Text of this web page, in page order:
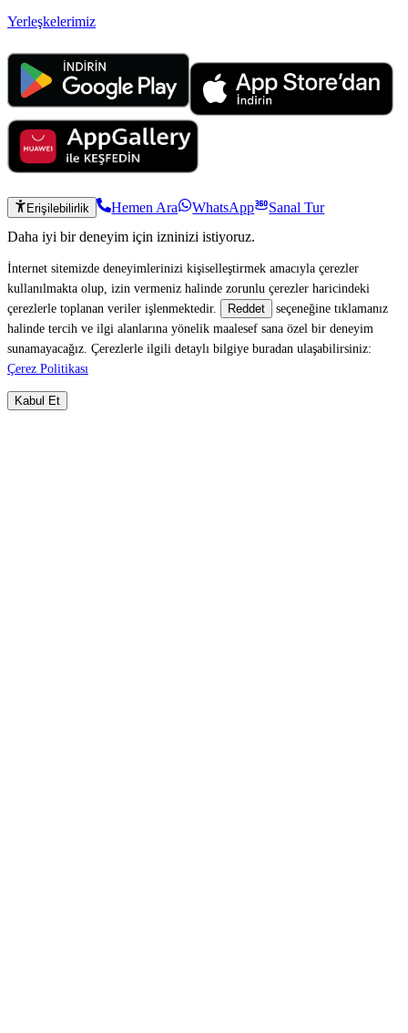
Yerleşkelerimiz
Erişilebilirlik Hemen Ara WhatsApp
Sanal Tur
Daha iyi bir deneyim için izninizi istiyoruz.
İnternet sitemizde deneyimlerinizi kişiselleştirmek amacıyla çerezler
kullanılmakta olup, izin vermeniz halinde zorunlu çerezler haricindeki
çerezlerle toplanan veriler işlenmektedir.
Reddet
seçeneğine tıklamanız
halinde tercih ve ilgi alanlarına yönelik maalesef sana özel bir deneyim
sunamayacağız. Çerezlerle ilgili detaylı bilgiye buradan ulaşabilirsiniz:
Çerez Politikası
Kabul Et